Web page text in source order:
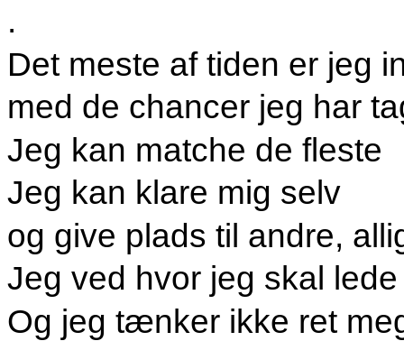
.
Det meste af tiden er jeg
med de chancer jeg har
Jeg kan matche de fleste
Jeg kan klare mig selv
og give plads til andre,
Jeg ved hvor jeg skal
Og jeg tænker ikke ret